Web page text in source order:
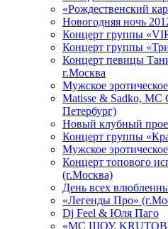
«Рождественский
Новогодняя ночь
Концерт группы
Концерт группы
Концерт певицы
г.Москва
Мужское
Matissе & Sadko, MC
Петербург)
Новый клубный
Концерт группы
Мужское
Концерт топового
(г.Москва)
День всех
«Легенды Про»
Dj Feel & Юля Паго
«МС ШОУ.